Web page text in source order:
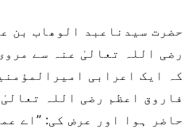
حضرت سیدناعبد الوھاب بن
رضی اللہ تعالیٰ عنہ سے
کہ ایک اعرابی
فاروق اعظم رضی اللہ
حاضر ہوا اور عرض کی: ”اے